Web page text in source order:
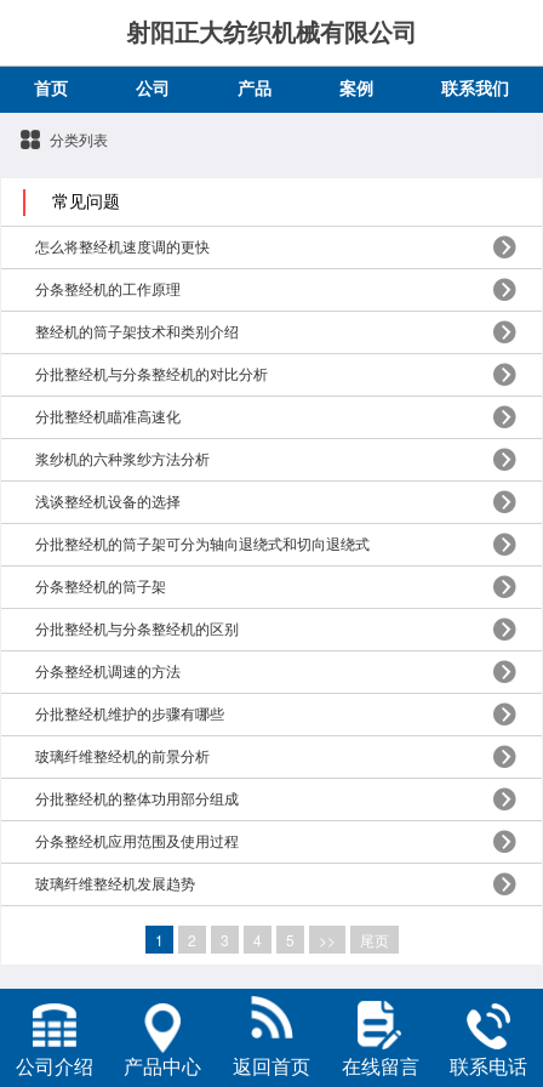
射阳正大纺织机械有限公司
首页 公司 产品 案例 联系我们
分类列表
常见问题
怎么将整经机速度调的更快
分条整经机的工作原理
整经机的筒子架技术和类别介绍
分批整经机与分条整经机的对比分析
分批整经机瞄准高速化
浆纱机的六种浆纱方法分析
浅谈整经机设备的选择
分批整经机的筒子架可分为轴向退绕式和切向退绕式
分条整经机的筒子架
分批整经机与分条整经机的区别
分条整经机调速的方法
分批整经机维护的步骤有哪些
玻璃纤维整经机的前景分析
分批整经机的整体功用部分组成
分条整经机应用范围及使用过程
玻璃纤维整经机发展趋势
1 2 3 4 5 >> 尾页
公司介绍 产品中心 返回首页 在线留言 联系电话